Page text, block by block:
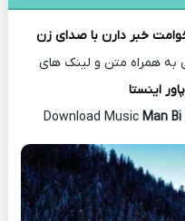
خبر دارن با صدای زن
به همراه متن و لینک های
پاور اینستا
Man